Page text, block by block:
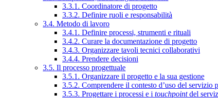
3.3.1. Coordinatore di progetto
3.3.2. Definire ruoli e responsabilità
3.4. Metodo di lavoro
3.4.1. Definire processi, strumenti e rituali
3.4.2. Curare la documentazione di progetto
3.4.3. Organizzare tavoli tecnici collaborativi
3.4.4. Prendere decisioni
3.5. Il processo progettuale
3.5.1. Organizzare il progetto e la sua gestione
3.5.2. Comprendere il contesto d’uso del servizio
3.5.3. Progettare i processi e i touchpointdel